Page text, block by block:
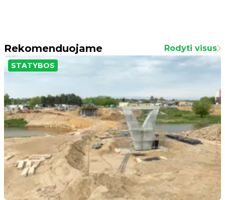
Rekomenduojame Rodyti visus
STATYBOS